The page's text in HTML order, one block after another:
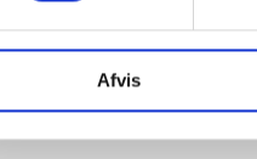
Afvis